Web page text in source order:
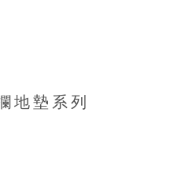
地 墊 系 列